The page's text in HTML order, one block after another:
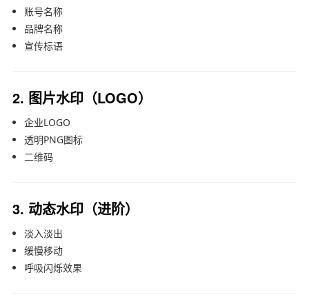
账号名称
品牌名称
宣传标语
2. 图片水印（LOGO）
企业LOGO
透明PNG图标
二维码
3. 动态水印（进阶）
淡入淡出
缓慢移动
呼吸闪烁效果